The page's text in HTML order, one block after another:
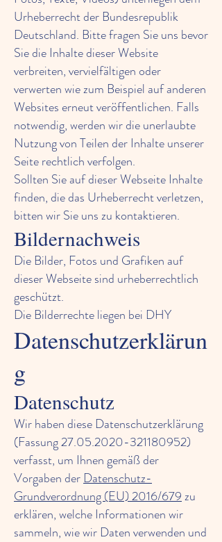
Urheberrecht der Bundesrepublik
Deutschland. Bitte fragen Sie uns bevor
Sie die Inhalte dieser Website
verbreiten, vervielfältigen oder
verwerten wie zum Beispiel auf anderen
Websites erneut veröffentlichen. Falls
notwendig, werden wir die unerlaubte
Nutzung von Teilen der Inhalte unserer
Seite rechtlich verfolgen.
Sollten Sie auf dieser Webseite Inhalte
finden, die das Urheberrecht verletzen,
bitten wir Sie uns zu kontaktieren.
Bildernachweis
Die Bilder, Fotos und Grafiken auf
dieser Webseite sind urheberrechtlich
geschützt.
Die Bilderrechte liegen bei DHY
Datenschutzerklärun
g
Datenschutz
Wir haben diese Datenschutzerklärung
(Fassung27.05.2020-321180952)
verfasst, um Ihnen gemäß der
Vorgaben der Datenschutz-
Grundverordnung (EU) 2016/679zu
erklären, welche Informationen wir
sammeln, wie wir Daten verwenden und